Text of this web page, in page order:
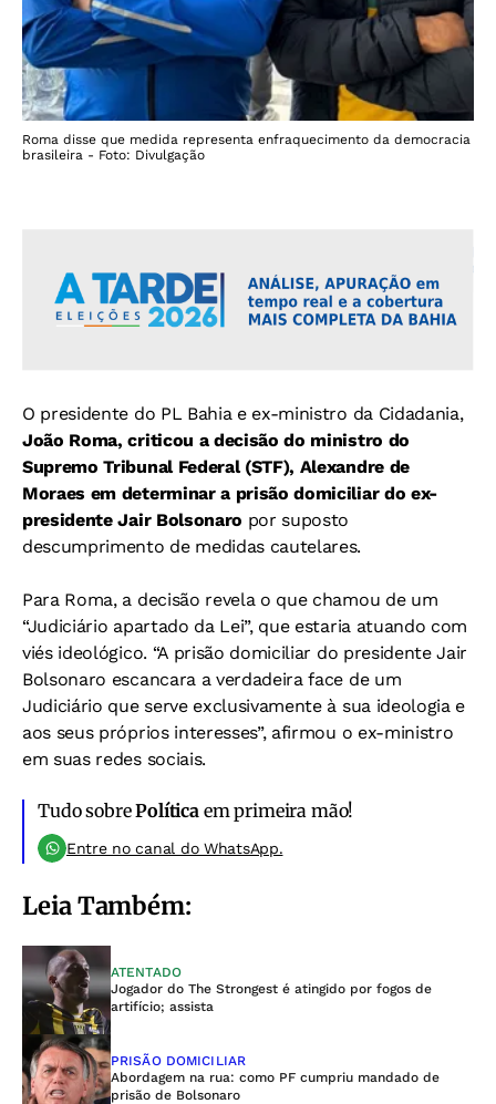
Roma disse que medida representa enfraquecimento da democracia
brasileira - Foto: Divulgação
O presidente do PL Bahia e ex-ministro da Cidadania,
João Roma, criticou a decisão do ministro do
Supremo Tribunal Federal (STF), Alexandre de
Moraes em determinar a prisão domiciliar do ex-
presidente Jair Bolsonaro por suposto
descumprimento de medidas cautelares.
Para Roma, a decisão revela o que chamou de um
“Judiciário apartado da Lei”, que estaria atuando com
viés ideológico. “A prisão domiciliar do presidente Jair
Bolsonaro escancara a verdadeira face de um
Judiciário que serve exclusivamente à sua ideologia e
aos seus próprios interesses”, afirmou o ex-ministro
em suas redes sociais.
Tudo sobrePolítica em primeira mão!
Entre no canal do WhatsApp.
Leia Também:
ATENTADO
Jogador do The Strongest é atingido por fogos de
artifício; assista
PRISÃO DOMICILIAR
Abordagem na rua: como PF cumpriu mandado de
prisão de Bolsonaro